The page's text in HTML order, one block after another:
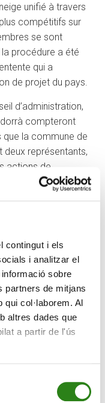
contingut i els
i analitzar el
sobre
partners de mitjans
col·laborem. Al
altres dades que
a partir de l'ús
unifié à travers
compétitifs sur
se sont
procédure a été
qui a
de projet du pays.
d’administration,
compteront
que la commune de
deux représentants,
actions de
trois. Les trois
Camp,
Marc Naudi
Soro et
seront exercées de
deux ans par les
et de la
cònsol